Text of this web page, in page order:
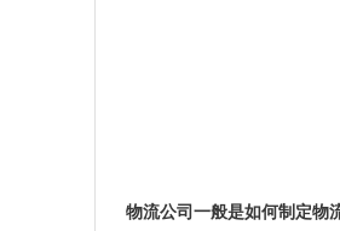
物流公司一般是如何制定物